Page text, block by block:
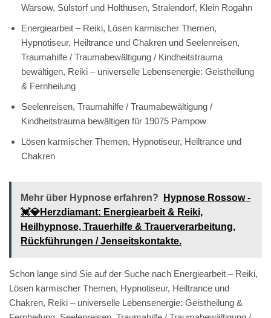
Warsow, Sülstorf und Holthusen, Stralendorf, Klein Rogahn
Energiearbeit – Reiki, Lösen karmischer Themen,
Hypnotiseur, Heiltrance und Chakren und Seelenreisen,
Traumahilfe / Traumabewältigung / Kindheitstrauma
bewältigen, Reiki – universelle Lebensenergie: Geistheilung
& Fernheilung
Seelenreisen, Traumahilfe / Traumabewältigung /
Kindheitstrauma bewältigen für 19075 Pampow
Lösen karmischer Themen, Hypnotiseur, Heiltrance und
Chakren
Mehr über Hypnose erfahren?
Hypnose Rossow -
💓️💎Herzdiamant: Energiearbeit & Reiki,
Heilhypnose, Trauerhilfe & Trauerverarbeitung,
Rückführungen / Jenseitskontakte.
Schon lange sind Sie auf der Suche nach Energiearbeit – Reiki,
Lösen karmischer Themen, Hypnotiseur, Heiltrance und
Chakren, Reiki – universelle Lebensenergie: Geistheilung &